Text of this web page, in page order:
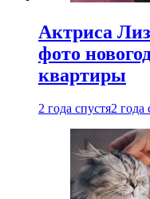
Актриса
фото
квартиры
2 года спустя2 года